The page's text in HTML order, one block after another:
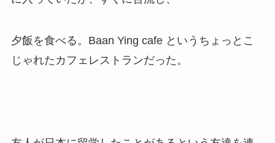
夕飯を食べる。Baan Ying cafe というちょっとこ
じゃれたカフェレストランだった。